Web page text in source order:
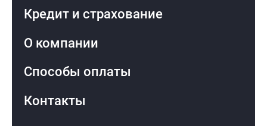
Кредит и страхование
О компании
Способы оплаты
Контакты